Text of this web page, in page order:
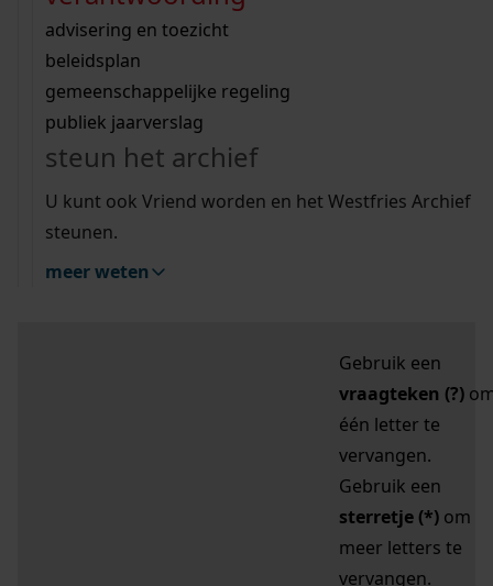
bouwvergunningen
omgevingsvergunningen
vergunningen
beeld en geluid
uitleg nodig?
Wij helpen u op weg met een aantal zoektips.
bekijk alle zoektips
Wij helpen u op weg met een aantal zoektips.
bekijk alle zoektips
bekijk ons geschiedenislokaal
advisering en toezicht
beleidsplan
gemeenschappelijke regeling
publiek jaarverslag
steun het archief
U kunt ook Vriend worden en het Westfries Archief
steunen.
meer weten
zoektips
Mijn Studiezaal (inloggen)
uw zoekopdracht te
Gebruik een
vraagteken (?)
één letter te
vervangen.
Gebruik een
sterretje (*) om
meer letters te
vervangen.